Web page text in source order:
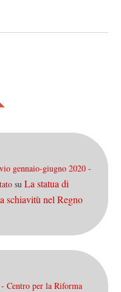
gennaio-giugno 2020 -
su La statua di
schiavitù nel Regno
- Centro per la Riforma